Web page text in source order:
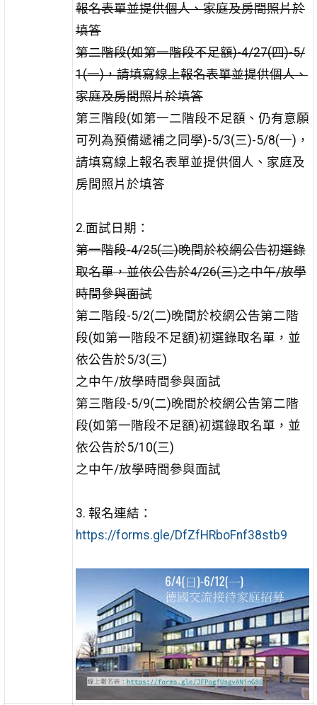
報名表單並提供個人、家庭及房間照片於
填答
第二階段(如第一階段不足額)-4/27(四)-5/
1(一)，請填寫線上報名表單並提供個人、
家庭及房間照片於填答
第三階段(如第一二階段不足額、仍有意願
可列為預備遞補之同學)-5/3(三)-5/8(一)，
請填寫線上報名表單並提供個人、家庭及
房間照片於填答
2.面試日期：
第一階段-4/25(二)晚間於校網公告初選錄
取名單，並依公告於4/26(三)之中午/放學
時間參與面試
第二階段-5/2(二)晚間於校網公告第二階
段(如第一階段不足額)初選錄取名單，並
依公告於5/3(三)
之中午/放學時間參與面試
第三階段-5/9(二)晚間於校網公告第二階
段(如第一階段不足額)初選錄取名單，並
依公告於5/10(三)
之中午/放學時間參與面試
3. 報名連結：
https://forms.gle/DfZfHRboFnf38stb9